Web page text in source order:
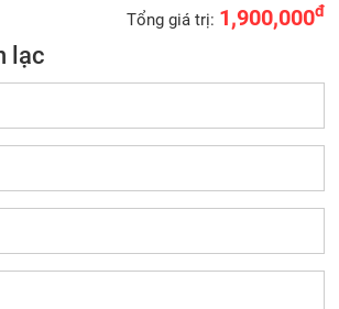
Tổng giá trị: 1,900,000đ
lạc